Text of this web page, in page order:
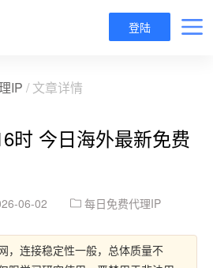
登陆
IP / 文章详情
时 今日海外最新免费
06-02 每日免费代理IP
，连接稳定性一般，总体质量不